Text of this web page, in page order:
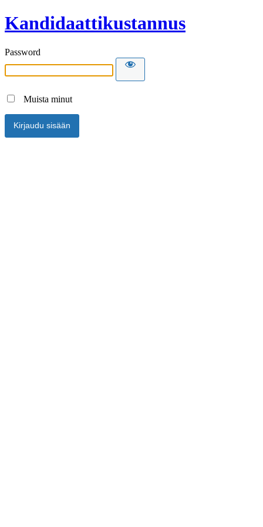
Kandidaattikustannus
Password
Muista minut